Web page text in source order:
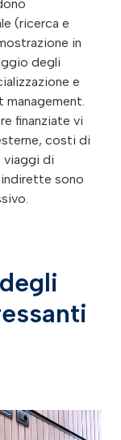
(ricerca e
in
degli
e
management.
finanziate vi
costi di
viaggi di
sono